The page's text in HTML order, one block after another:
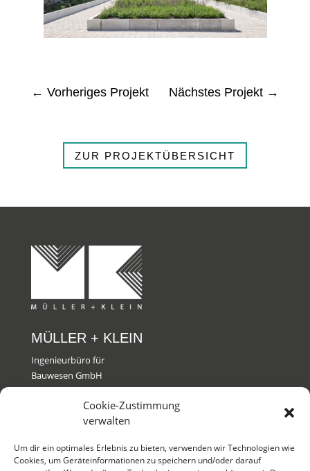
Cookie-Zustimmung
verwalten
Um dir ein optimales Erlebnis zu bieten, verwenden wir Technologien wie
Cookies, um Geräteinformationen zu speichern und/oder darauf
← Vorheriges Projekt Nächstes Projekt →
ZUR PROJEKTÜBERSICHT
MÜLLER + KLEIN
Ingenieurbüro für
Bauwesen GmbH
KONTAKT
Minfo@muk-fr.de